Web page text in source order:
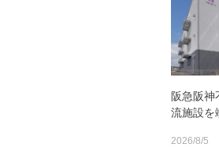
阪急阪神
流施設を
2026/8/5